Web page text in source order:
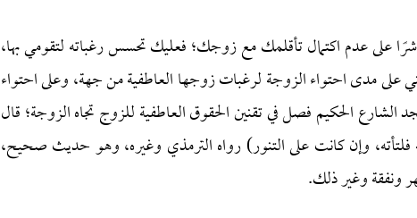
على عدم اكتمال تأقلمك مع زوجك؛ فعليك تحسس رغباته لتقومي بها،
على مدى احتواء الزوجة لرغبات زوجها العاطفية من جهة، وعلى احتواء
الحكيم فصل في تقنين الحقوق العاطفية للزوج تجاه الزوجة؛ قال
وإن كانت على التنور) رواه الترمذي وغيره، وهو حديث صحيح،
ونفقة وغير ذلك.